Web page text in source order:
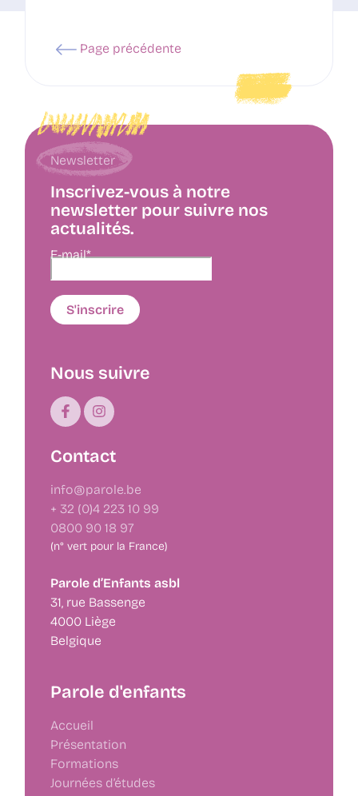
Page précédente
Newsletter
Inscrivez-vous à notre
newsletter pour suivre nos
actualités.
E-mail*
Nous suivre
Contact
info@parole.be
+ 32 (0)4 223 10 99
0800 90 18 97
(n° vert pour la France)
Parole d’Enfants asbl
31, rue Bassenge
4000 Liège
Belgique
Parole d'enfants
Accueil
Présentation
Formations
Journées d’études